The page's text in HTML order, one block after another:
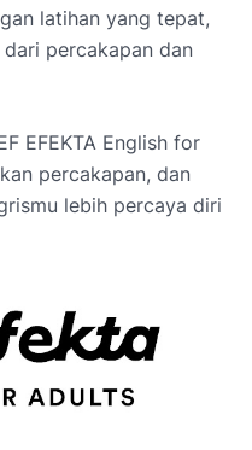
latihan yang tepat,
percakapan dan
EFEKTA English for
percakapan, dan
lebih percaya diri